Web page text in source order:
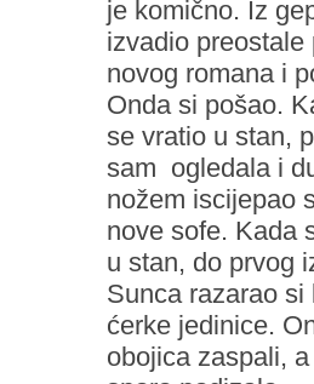
je komično. Iz
izvadio preostale
novog romana i
Onda si pošao.
se vratio u stan,
sam ogledala i
nožem iscijepao
nove sofe. Kada
u stan, do prvog
Sunca razarao si
ćerke jedinice.
obojica zaspali,